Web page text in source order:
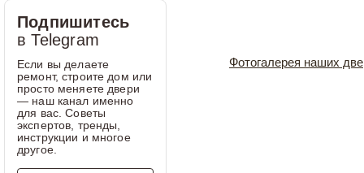
Подпишитесь
в Telegram
Если вы делаете
ремонт, строите дом или
просто меняете двери
— наш канал именно
для вас. Советы
экспертов, тренды,
инструкции и многое
другое.
Фотогалерея наших